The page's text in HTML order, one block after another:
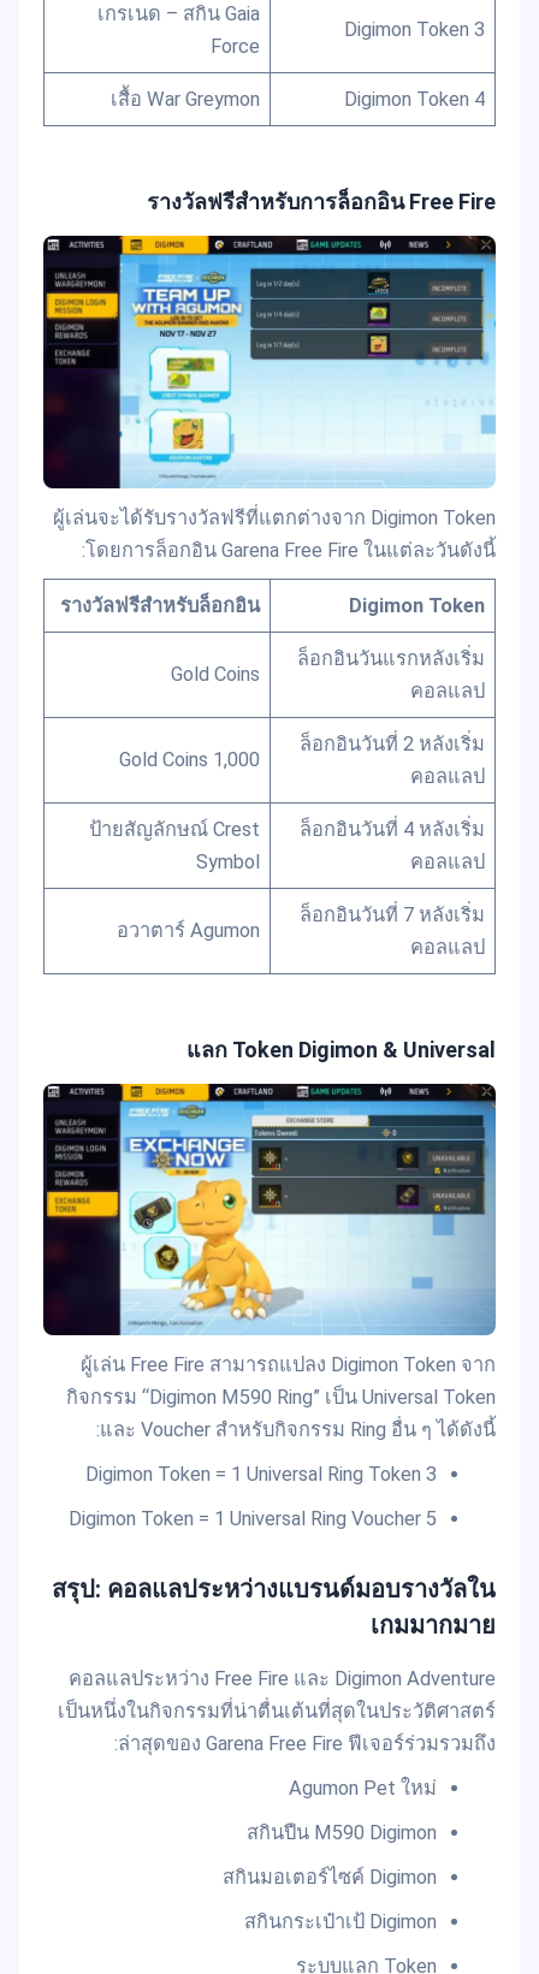
3 Digimon Token
เกรเนด – สกิน Gaia
Force
4 Digimon Token
เสื้อ War Greymon
รางวัลฟรีสำหรับการล็อกอิน Free Fire
ผู้เล่นจะได้รับรางวัลฟรีที่แตกต่างจาก Digimon Token
โดยการล็อกอิน Garena Free Fire ในแต่ละวันดังนี้:
Digimon Token
รางวัลฟรีสำหรับล็อกอิน
ล็อกอินวันแรกหลังเริ่ม
คอลแลป
Gold Coins
ล็อกอินวันที่ 2 หลังเริ่ม
คอลแลป
1,000 Gold Coins
ล็อกอินวันที่ 4 หลังเริ่ม
คอลแลป
ป้ายสัญลักษณ์ Crest
Symbol
ล็อกอินวันที่ 7 หลังเริ่ม
คอลแลป
อวาตาร์ Agumon
แลก Token Digimon & Universal
ผู้เล่น Free Fire สามารถแปลง Digimon Token จาก
กิจกรรม “Digimon M590 Ring” เป็น Universal Token
และ Voucher สำหรับกิจกรรม Ring อื่น ๆ ได้ดังนี้:
3 Digimon Token = 1 Universal Ring Token
5 Digimon Token = 1 Universal Ring Voucher
สรุป: คอลแลประหว่างแบรนด์มอบรางวัลใน
เกมมากมาย
คอลแลประหว่าง Free Fire และ Digimon Adventure
เป็นหนึ่งในกิจกรรมที่น่าตื่นเต้นที่สุดในประวัติศาสตร์
ล่าสุดของ Garena Free Fire ฟีเจอร์ร่วมรวมถึง:
Agumon Pet ใหม่
สกินปืน M590 Digimon
สกินมอเตอร์ไซค์ Digimon
สกินกระเป๋าเป้ Digimon
ระบบแลก Token